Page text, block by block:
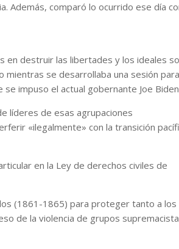
Además, comparó lo ocurrido ese día
en destruir las libertades y los ideales
mientras se desarrollaba una sesión para
impuso el actual gobernante Joe
líderes de esas agrupaciones
«ilegalmente» con la transición
en la Ley de derechos civiles de
(1861-1865) para proteger tanto a los
de la violencia de grupos